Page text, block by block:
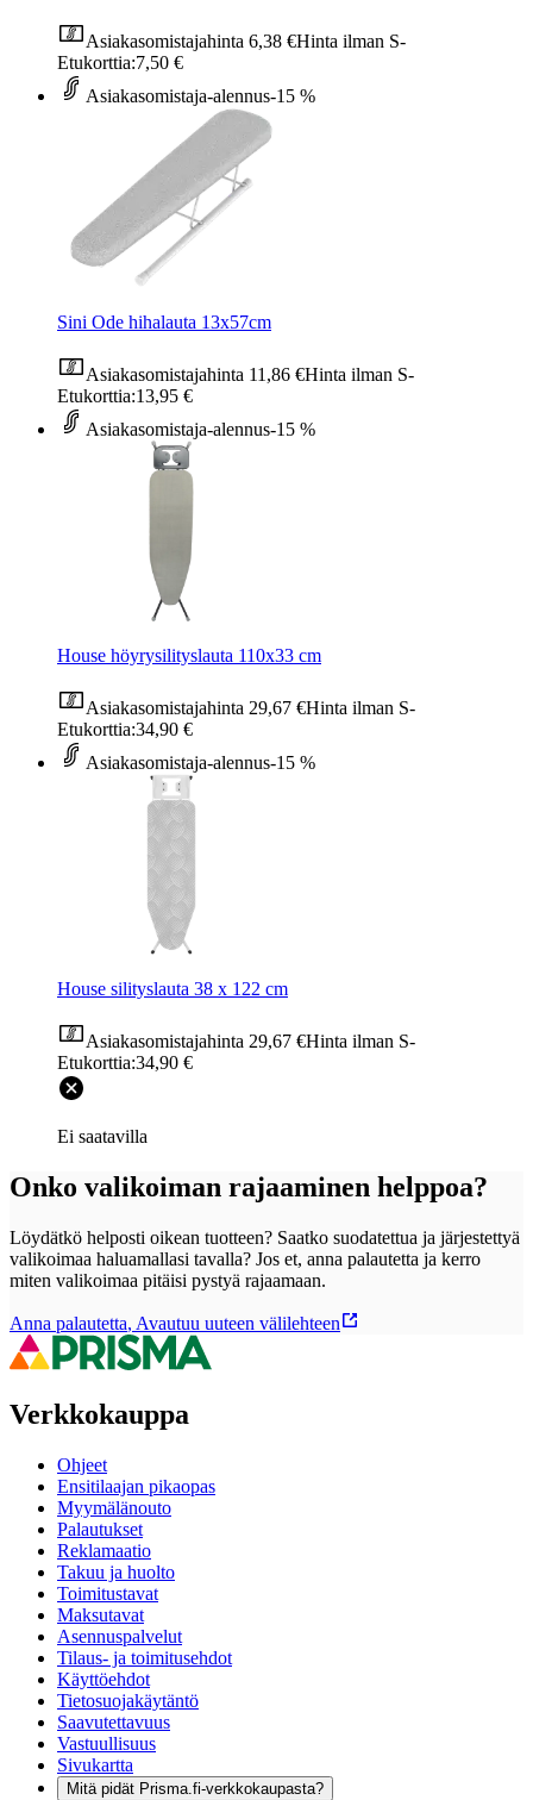
Asiakasomistajahinta 6,38 €Hinta ilman S-
Etukorttia:7,50 €
Asiakasomistaja-alennus-15 %
Sini Ode hihalauta 13x57cm
Asiakasomistajahinta 11,86 €Hinta ilman S-
Etukorttia:13,95 €
Asiakasomistaja-alennus-15 %
House höyrysilityslauta 110x33 cm
Asiakasomistajahinta 29,67 €Hinta ilman S-
Etukorttia:34,90 €
Asiakasomistaja-alennus-15 %
House silityslauta 38 x 122 cm
Asiakasomistajahinta 29,67 €Hinta ilman S-
Etukorttia:34,90 €
Ei saatavilla
Onko valikoiman rajaaminen helppoa?
Löydätkö helposti oikean tuotteen? Saatko suodatettua ja järjestettyä
valikoimaa haluamallasi tavalla? Jos et, anna palautetta ja kerro
miten valikoimaa pitäisi pystyä rajaamaan.
Anna palautetta, Avautuu uuteen välilehteen
Verkkokauppa
Ohjeet
Ensitilaajan pikaopas
Myymälänouto
Palautukset
Reklamaatio
Takuu ja huolto
Toimitustavat
Maksutavat
Asennuspalvelut
Tilaus- ja toimitusehdot
Käyttöehdot
Tietosuojakäytäntö
Saavutettavuus
Vastuullisuus
Sivukartta
Mitä pidät Prisma.fi-verkkokaupasta?